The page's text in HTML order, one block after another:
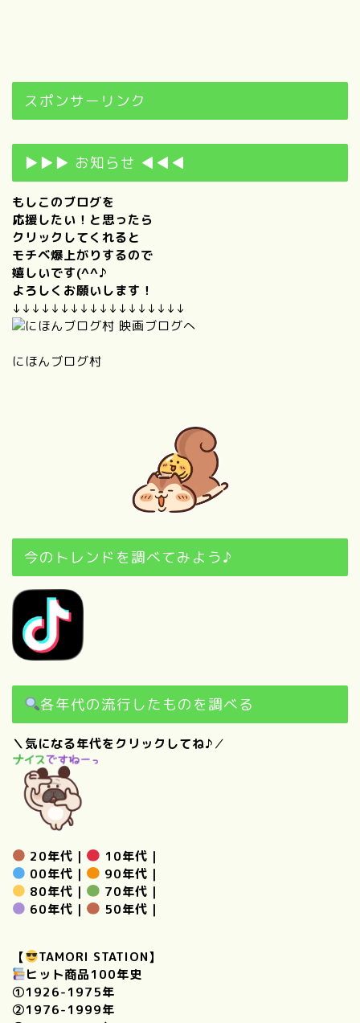
スポンサーリンク
▶▶▶ お知らせ ◀◀◀
もしこのブログを
応援したい！と思ったら
クリックしてくれると
モチベ爆上がりするので
嬉しいです(^^♪
よろしくお願いします！
↓↓↓↓↓↓↓↓↓↓↓↓↓↓↓↓↓↓
にほんブログ村
今のトレンドを調べてみよう♪
各年代の流行したものを調べる
＼気になる年代をクリックしてね♪／
20年代 ｜ 10年代 ｜
00年代 ｜ 90年代 ｜
80年代 ｜ 70年代 ｜
60年代 ｜ 50年代 ｜
【
TAMORI STATION】
ヒット商品100年史
①1926-1975年
②1976-1999年